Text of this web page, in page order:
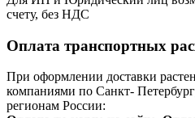
счету, без НДС
Оплата транспортных
При оформлении доставки
компаниями по Санкт-
регионам России: